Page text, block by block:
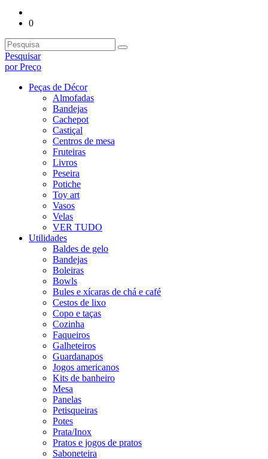
0
Pesquisar
por Preço
Peças de Décor
Almofadas
Bandejas
Cachepot
Castiçal
Centros de mesa
Fruteiras
Livros
Peseira
Potiche
Toy art
Vasos
Velas
VER TUDO
Utilidades
Baldes de gelo
Bandejas
Boleiras
Bowls
Bules e xícaras de chá e café
Cestos de lixo
Copo e taças
Cozinha
Faqueiros
Galheteiros
Guardanapos
Jogos americanos
Kits de banheiro
Mesa
Panelas
Petisqueiras
Potes
Prata/Inox
Pratos e jogos de pratos
Saboneteira